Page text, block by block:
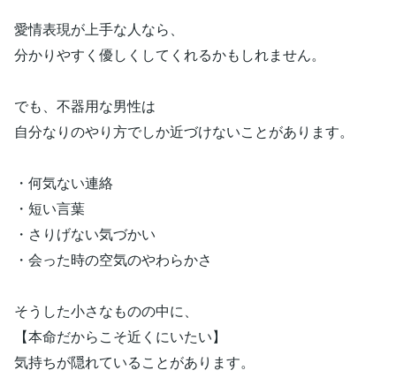
愛情表現が上手な人なら、
分かりやすく優しくしてくれるかもしれません。
でも、不器用な男性は
自分なりのやり方でしか近づけないことがあります。
・何気ない連絡
・短い言葉
・さりげない気づかい
・会った時の空気のやわらかさ
そうした小さなものの中に、
【本命だからこそ近くにいたい】
気持ちが隠れていることがあります。